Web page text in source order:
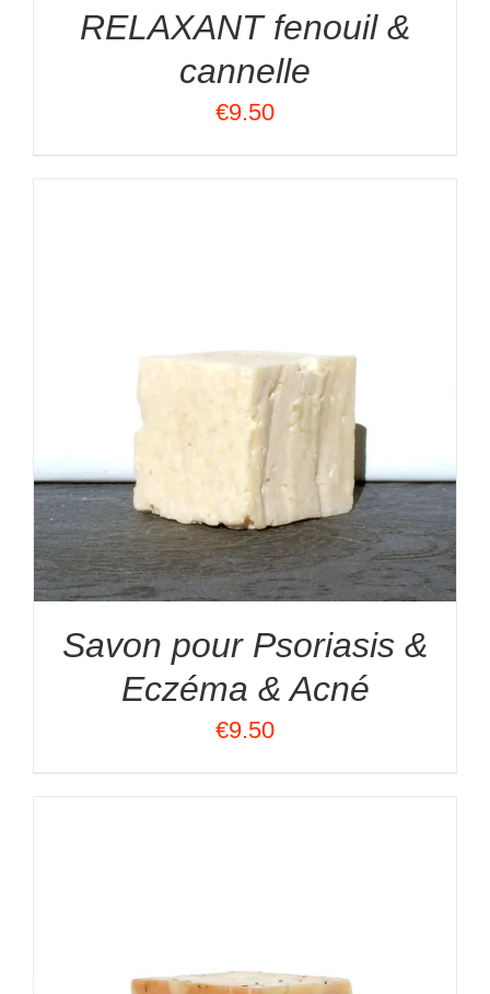
RELAXANT fenouil &
cannelle
€9.50
Savon pour Psoriasis &
Eczéma & Acné
€9.50